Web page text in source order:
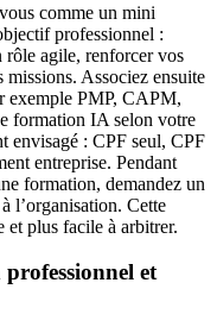
comme un mini
professionnel :
rôle agile, renforcer vos
Associez ensuite
exemple PMP, CAPM,
formation IA selon votre
envisagé : CPF seul, CPF
entreprise. Pendant
formation, demandez un
l’organisation. Cette
et plus facile à arbitrer.
et